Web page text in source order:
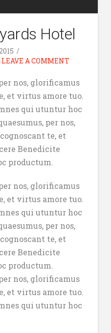
Hotel
LEAVE A COMMENT
nos, glorificamus
et virtus amore tuo.
qui utuntur hoc
per nos,
te, et
Benedicite
productum.
nos, glorificamus
et virtus amore tuo.
qui utuntur hoc
per nos,
te, et
Benedicite
productum.
nos, glorificamus
et virtus amore tuo.
qui utuntur hoc